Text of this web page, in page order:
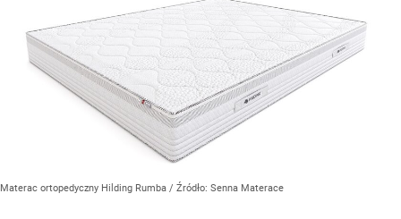
Materac ortopedyczny Hilding Rumba / Źródło: Senna Materace